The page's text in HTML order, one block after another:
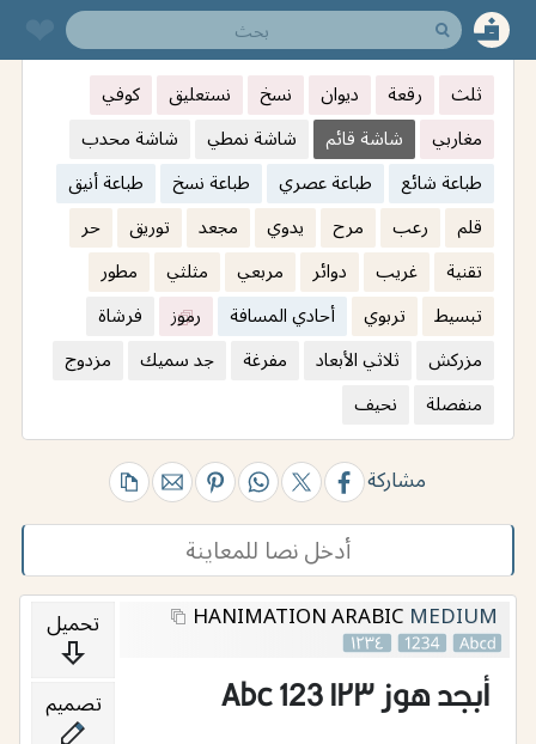
ثلث رقعة ديوان نسخ نستعليق
كوفي
مغاربي
شاشة قائم شاشة نمطي
شاشة محدب
طباعة شائع
طباعة عصري طباعة نسخ
طباعة أنيق
قلم
رعب مرح يدوي مجعد توريق
حر
تقنية
غريب دوائر مربعي مثلثي
مطور
تبسيط
تربوي أحادي المسافة رموز
فرشاة
مزركش
ثلاثي الأبعاد مفرغة جد سميك
مزدوج
منفصلة
نحيف
مشاركة
HANIMATION ARABIC MEDIUM
أبجد هوز ١٢٣ 123 Abc
تحميل
تصميم